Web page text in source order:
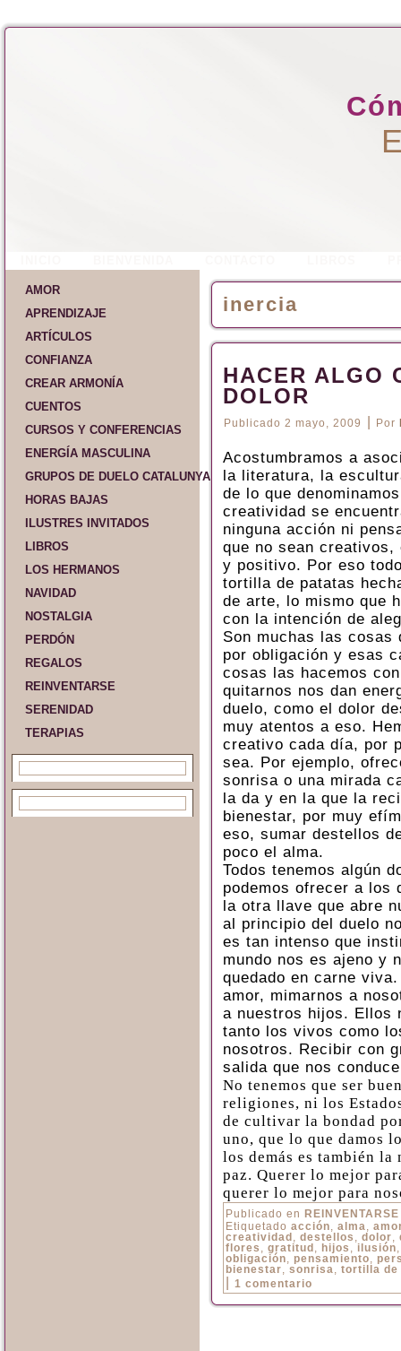
AMOR
APRENDIZAJE
ARTÍCULOS
CONFIANZA
CREAR ARMONÍA
CUENTOS
CURSOS Y CONFERENCIAS
ENERGÍA MASCULINA
GRUPOS DE DUELO CATALUNYA Y ESPAÑA
HORAS BAJAS
ILUSTRES INVITADOS
LIBROS
LOS HERMANOS
NAVIDAD
NOSTALGIA
PERDÓN
REGALOS
REINVENTARSE
SERENIDAD
TERAPIAS
inercia
HACER ALGO
DOLOR
Publicado 2 mayo, 2009 Por
Acostumbramos a
la literatura, la
de lo que
creatividad se
ninguna acción ni
que no sean
y positivo. Por eso
tortilla de patatas
de arte, lo mismo que
con la intención de
Son muchas las cosas
por obligación y esas
cosas las hacemos
quitarnos nos dan
duelo, como el dolor
muy atentos a eso.
creativo cada día, por
sea. Por ejemplo,
sonrisa o una mirada
la da y en la que la
bienestar, por muy
eso, sumar destellos
poco el alma.
Todos tenemos algún
podemos ofrecer a los
la otra llave que abre
al principio del duelo
es tan intenso que
mundo nos es ajeno y
quedado en carne
amor, mimarnos a
a nuestros hijos. Ellos
tanto los vivos como
nosotros. Recibir con
salida que nos
No tenemos que ser
religiones, ni los
de cultivar la bondad
uno, que lo que damos
los demás es también la
paz. Querer lo mejor
querer lo mejor para
Publicado en REINVENTARSE
Etiquetado acción, alma,
creatividad , destellos , dolor,
flores , gratitud , hijos , ilusión
obligación, pensamiento,
bienestar, sonrisa, tortilla de
1 comentario